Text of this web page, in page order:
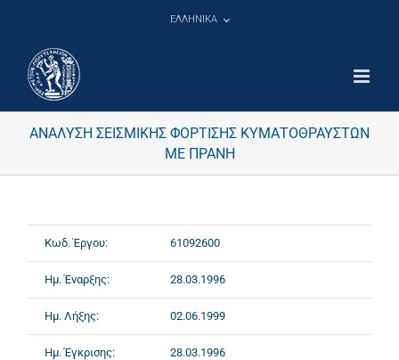
ΕΛΛΗΝΙΚΑ
ΑΝΑΛΥΣΗ ΣΕΙΣΜΙΚΗΣ ΦΟΡΤΙΣΗΣ ΚΥΜΑΤΟΘΡΑΥΣΤΩΝ
ΜΕ ΠΡΑΝΗ
Κωδ. Έργου: 61092600
Ημ. Έναρξης: 28.03.1996
Ημ. Λήξης: 02.06.1999
Ημ. Έγκρισης: 28.03.1996